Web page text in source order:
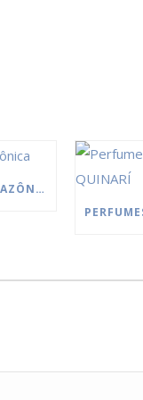
MANTEIGAS DA FLORESTA AMAZÔNICA